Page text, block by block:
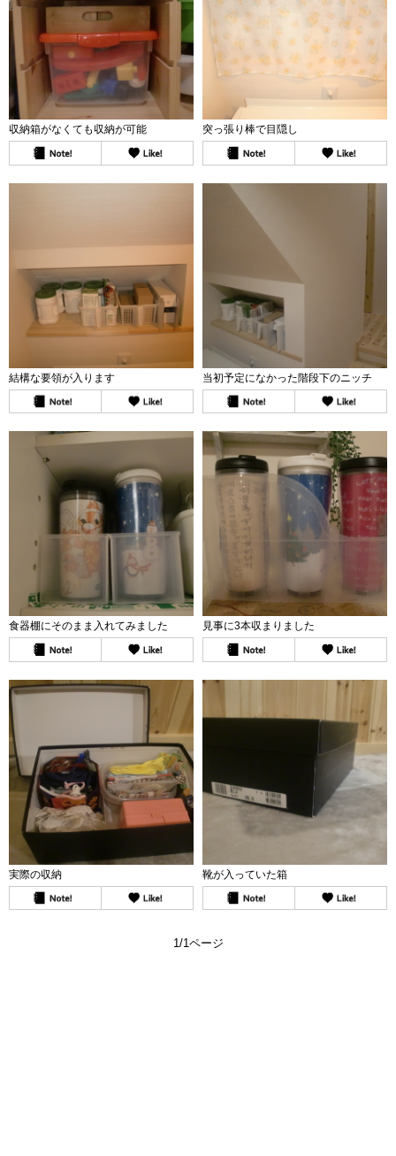
収納箱がなくても収納が可能 突っ張り棒で目隠し
結構な要領が入ります 当初予定になかった階段下のニッチ
食器棚にそのまま入れてみました 見事に3本収まりました
実際の収納 靴が入っていた箱
1/1ページ